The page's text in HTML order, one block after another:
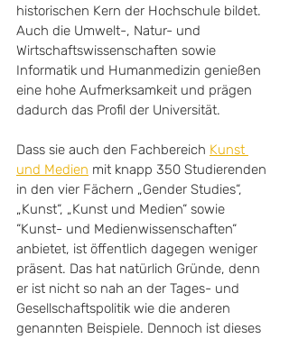
historischen Kern der Hochschule bildet.
Auch die Umwelt-, Natur- und
Wirtschaftswissenschaften sowie
Informatik und Humanmedizin genießen
eine hohe Aufmerksamkeit und prägen
dadurch das Profil der Universität.
Dass sie auch den Fachbereich Kunst
und Medien mit knapp 350 Studierenden
in den vier Fächern „Gender Studies“,
„Kunst“, „Kunst und Medien“ sowie
“Kunst- und Medienwissenschaften“
anbietet, ist öffentlich dagegen weniger
präsent. Das hat natürlich Gründe, denn
er ist nicht so nah an der Tages- und
Gesellschaftspolitik wie die anderen
genannten Beispiele. Dennoch ist dieses